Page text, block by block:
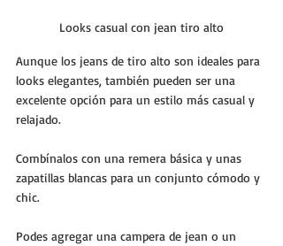
Looks casual con jean tiro alto
Aunque los jeans de tiro alto son ideales para
looks elegantes, también pueden ser una
excelente opción para un estilo más casual y
relajado.
Combínalos con una remera básica y unas
zapatillas blancas para un conjunto cómodo y
chic.
Podes agregar una campera de jean o un